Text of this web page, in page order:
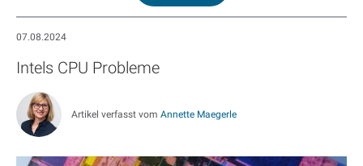
07.08.2024
Intels CPU Probleme
Artikel verfasst vom Annette Maegerle